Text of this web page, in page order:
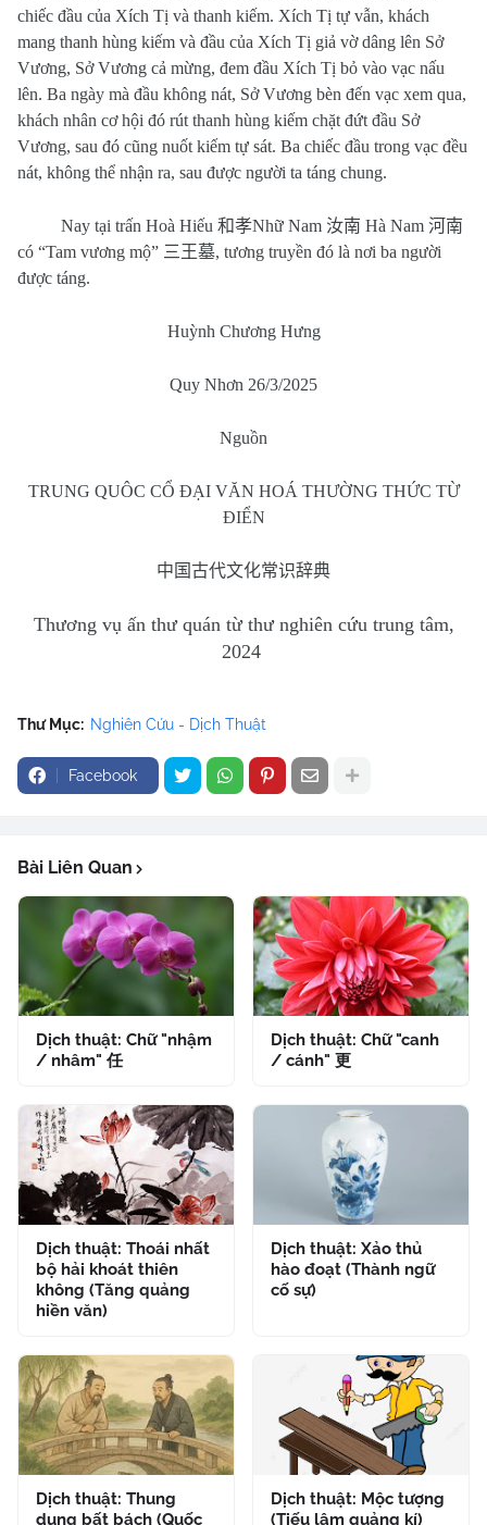
chiếc đầu của Xích Tị và thanh kiếm. Xích Tị tự vẫn, khách
mang thanh hùng kiếm và đầu của Xích Tị giả vờ dâng lên Sở
Vương, Sở Vương cả mừng, đem đầu Xích Tị bỏ vào vạc nấu
lên. Ba ngày mà đầu không nát, Sở Vương bèn đến vạc xem qua,
khách nhân cơ hội đó rút thanh hùng kiếm chặt đứt đầu Sở
Vương, sau đó cũng nuốt kiếm tự sát. Ba chiếc đầu trong vạc đều
nát, không thể nhận ra, sau được người ta táng chung.
Nay tại trấn Hoà Hiếu 和孝Nhữ Nam 汝南 Hà Nam 河南
có “Tam vương mộ” 三王墓, tương truyền đó là nơi ba người
được táng.
Huỳnh Chương Hưng
Quy Nhơn 26/3/2025
Nguồn
TRUNG QUÔC CỔ ĐẠI VĂN HOÁ THƯỜNG THỨC TỪ
ĐIỂN
中国古代文化常识辞典
Thương vụ ấn thư quán từ thư nghiên cứu trung tâm,
2024
Thư Mục: Nghiên Cứu - Dịch Thuật
Facebook
Bài Liên Quan
Dịch thuật: Chữ "nhậm
/ nhâm" 任
Dịch thuật: Chữ "canh
/ cánh" 更
Dịch thuật: Thoái nhất
bộ hải khoát thiên
không (Tăng quảng
hiền văn)
Dịch thuật: Xảo thủ
hào đoạt (Thành ngữ
cố sự)
Dịch thuật: Thung
dung bất bách (Quốc
Dịch thuật: Mộc tượng
(Tiếu lâm quảng kí)